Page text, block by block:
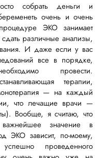
собрать деньги и
очень и очень
ЭКО занимает
различные анализы,
И даже если у вас
все в порядке,
провести.
терапии,
— на каждый
что лечащие врачи —
Вообще, я считаю, что
важнейшее значение в
ЭКО зависит, по-моему,
проведенного